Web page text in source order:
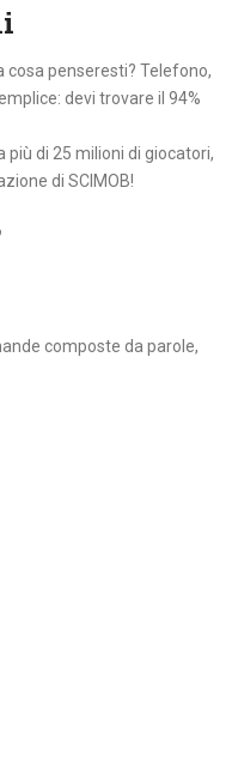
cosa penseresti? Telefono,
devi trovare il 94%
più di 25 milioni di giocatori,
di SCIMOB!
composte da parole,